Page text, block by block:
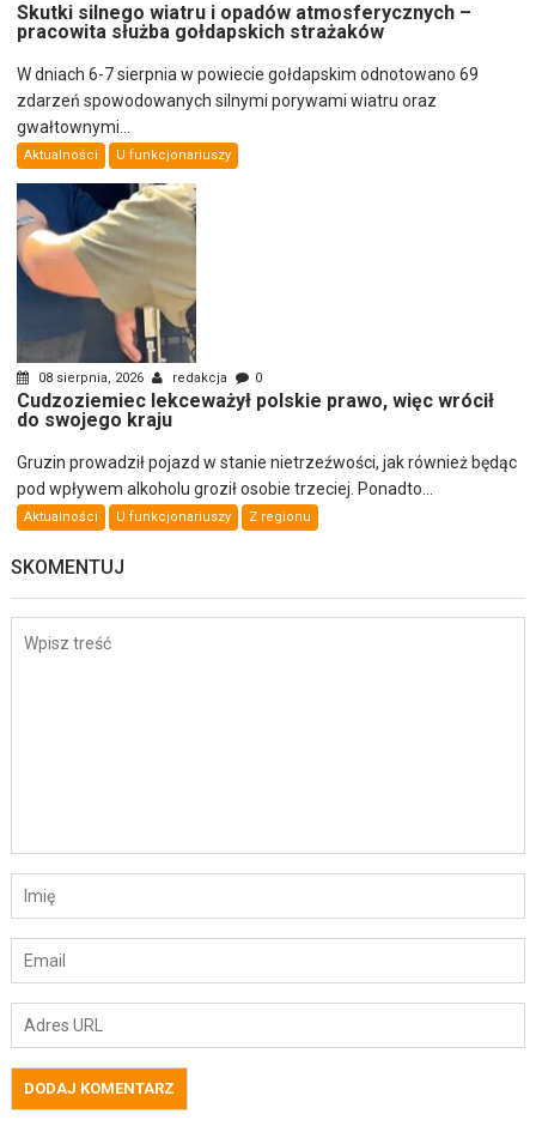
Skutki silnego wiatru i opadów atmosferycznych –
pracowita służba gołdapskich strażaków
W dniach 6-7 sierpnia w powiecie gołdapskim odnotowano 69
zdarzeń spowodowanych silnymi porywami wiatru oraz
gwałtownymi...
Aktualności U funkcjonariuszy
08 sierpnia, 2026 redakcja 0
Cudzoziemiec lekceważył polskie prawo, więc wrócił
do swojego kraju
Gruzin prowadził pojazd w stanie nietrzeźwości, jak również będąc
pod wpływem alkoholu groził osobie trzeciej. Ponadto...
Aktualności U funkcjonariuszy Z regionu
SKOMENTUJ